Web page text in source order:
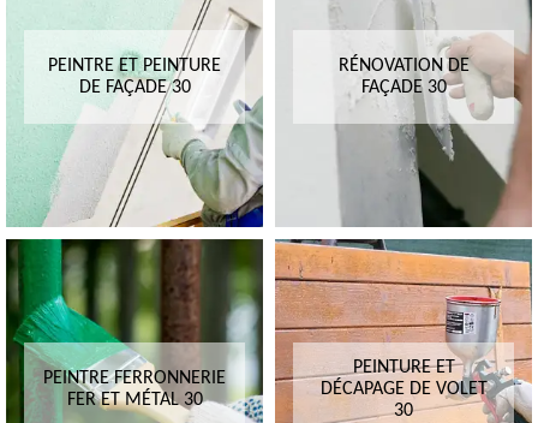
PEINTRE ET PEINTURE
DE FAÇADE 30
RÉNOVATION DE
FAÇADE 30
PEINTRE FERRONNERIE
FER ET MÉTAL 30
PEINTURE ET
DÉCAPAGE DE VOLET
30